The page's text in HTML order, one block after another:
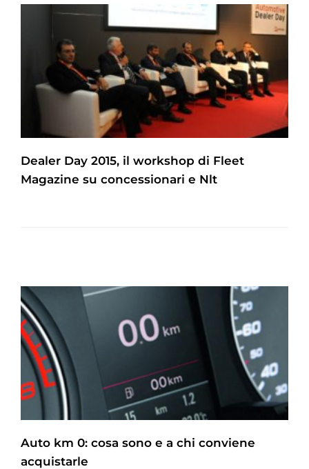
Dealer Day 2015, il workshop di Fleet
Magazine su concessionari e Nlt
Auto km 0: cosa sono e a chi conviene
acquistarle